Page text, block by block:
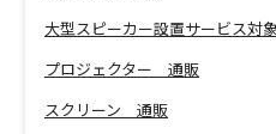
プロジェクター 通販
スクリーン 通販